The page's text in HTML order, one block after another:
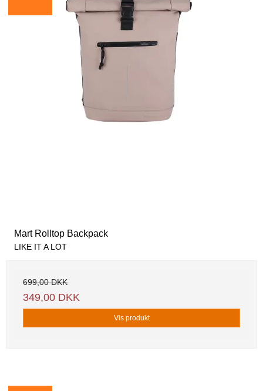
Mart Rolltop Backpack
LIKE IT A LOT
699,00 DKK
349,00 DKK
Vis produkt